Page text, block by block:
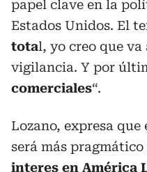
papel clave en la
Estados Unidos. El
total, yo creo que
vigilancia. Y por
comerciales“.
Lozano, expresa
será más
interes en América